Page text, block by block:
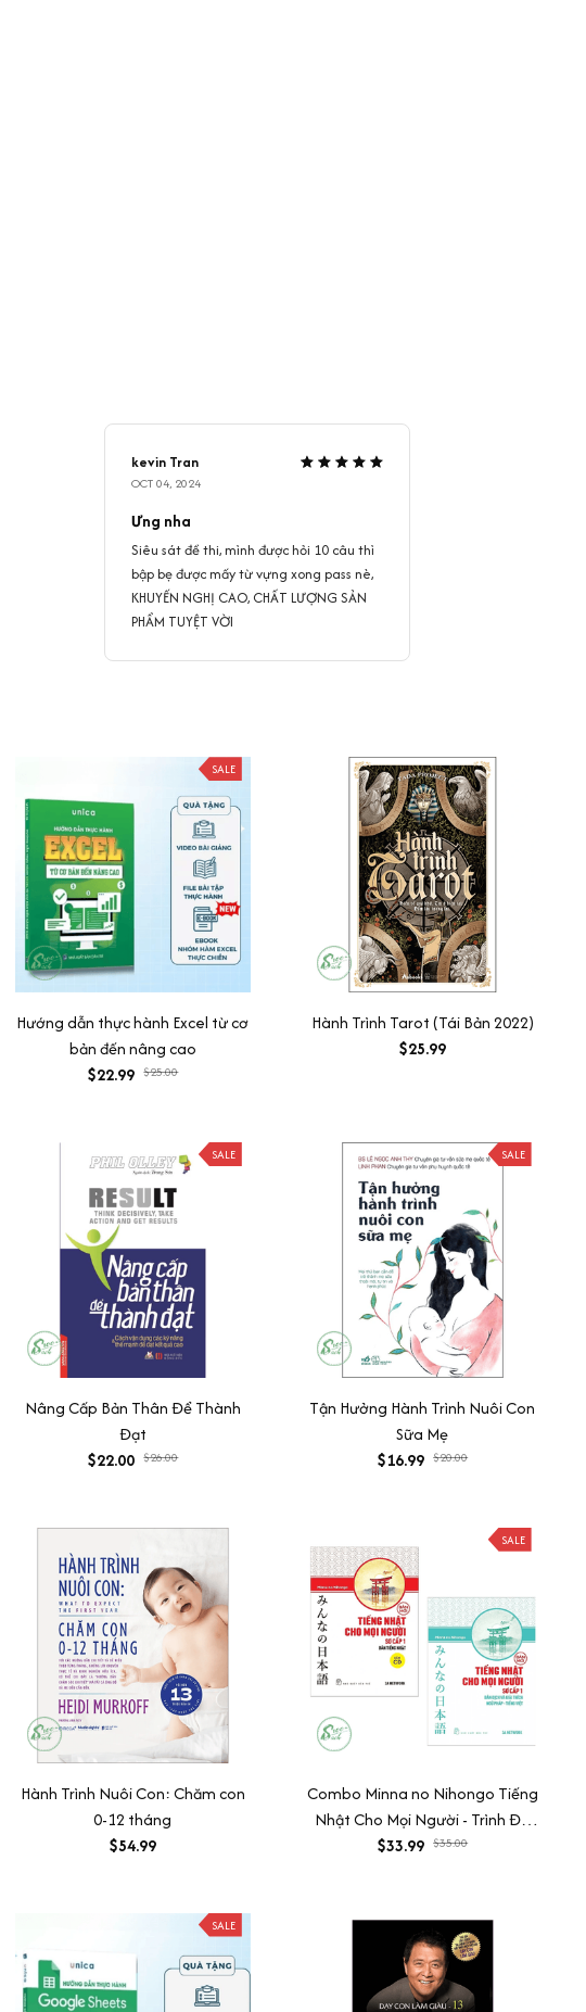
kevin Tran
OCT 04, 2024
Ưng nha
Siêu sát đề thi, mình được hỏi 10 câu thì
bập bẹ được mấy từ vựng xong pass nè,
KHUYẾN NGHỊ CAO, CHẤT LƯỢNG SẢN
PHẨM TUYỆT VỜI
SALE
Hướng dẫn thực hành Excel từ cơ
bản đến nâng cao
$22.99 $25.00
Hành Trình Tarot (Tái Bản 2022)
$25.99
SALE
Nâng Cấp Bản Thân Để Thành
Đạt
$22.00 $26.00
SALE
Tận Hưởng Hành Trình Nuôi Con
Sữa Mẹ
$16.99 $20.00
Hành Trình Nuôi Con: Chăm con
0-12 tháng
$54.99
SALE
Combo Minna no Nihongo Tiếng
Nhật Cho Mọi Người - Trình Độ
Sơ Cấp 1: Bản Tiếng Nhật + Bản
Trình Độ Tiếng Nhật Hiệu Qủa
Dành Cho Người Việt / Tặng
Kèm Bookmark Happy Life)
$33.99 $35.00
SALE